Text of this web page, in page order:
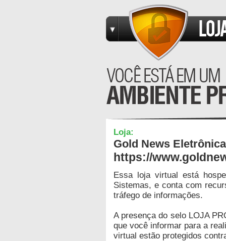
Loja:
Gold News
https://
Essa loja virtual está
Sistemas, e conta com
tráfego de informações.
A presença do selo LOJA
que você informar para a
virtual estão protegidos